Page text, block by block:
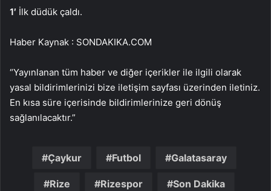
1′ İlk düdük çaldı.
Haber Kaynak : SONDAKIKA.COM
“Yayınlanan tüm haber ve diğer içerikler ile ilgili olarak
yasal bildirimlerinizi bize iletişim sayfası üzerinden iletiniz.
En kısa süre içerisinde bildirimlerinize geri dönüş
sağlanılacaktır.”
Çaykur Futbol Galatasaray
Rize Rizespor Son Dakika